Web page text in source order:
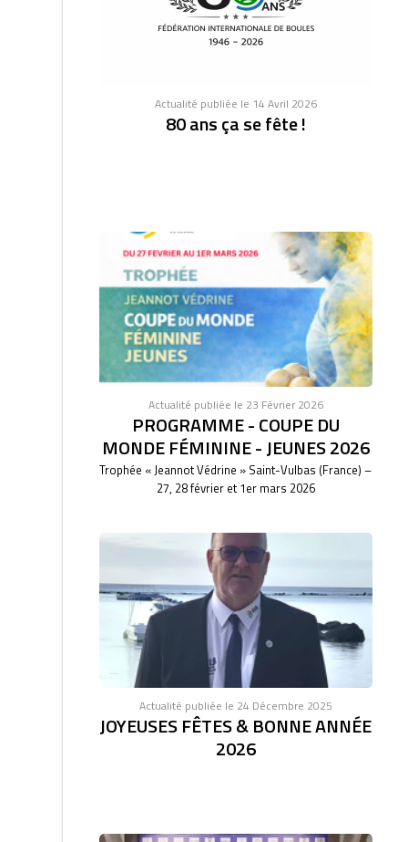
Actualité publiée le 14 Avril 2026
80 ans ça se fête !
Actualité publiée le 23 Février 2026
PROGRAMME - COUPE DU
MONDE FÉMININE - JEUNES 2026
Trophée « Jeannot Védrine » Saint-Vulbas (France) –
27, 28 février et 1er mars 2026
Actualité publiée le 24 Décembre 2025
JOYEUSES FÊTES & BONNE ANNÉE
2026